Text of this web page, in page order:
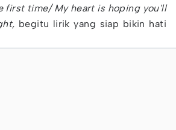
first time/ My heart is hoping you'll
begitu lirik yang siap bikin hati